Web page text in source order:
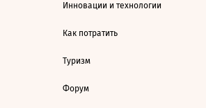
Инновации и технологии
Как потратить
Туризм
Форум